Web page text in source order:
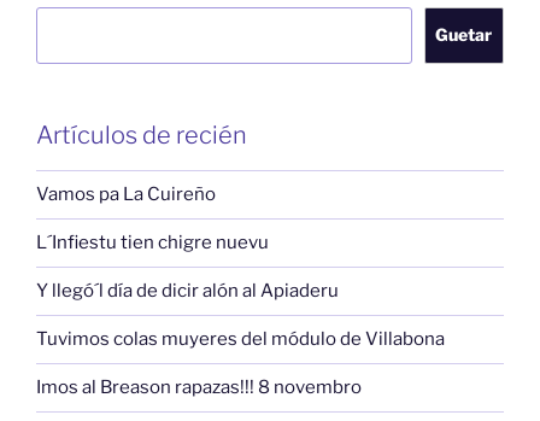
Guetar
Artículos de recién
Vamos pa La Cuireño
L´Infiestu tien chigre nuevu
Y llegó´l día de dicir alón al Apiaderu
Tuvimos colas muyeres del módulo de Villabona
Imos al Breason rapazas!!! 8 novembro